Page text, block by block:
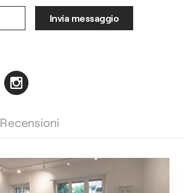
Invia messaggio
Recensioni